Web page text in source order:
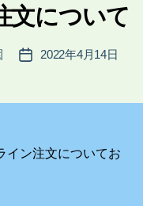
文について
投
2022年4月14日
イン注文についてお